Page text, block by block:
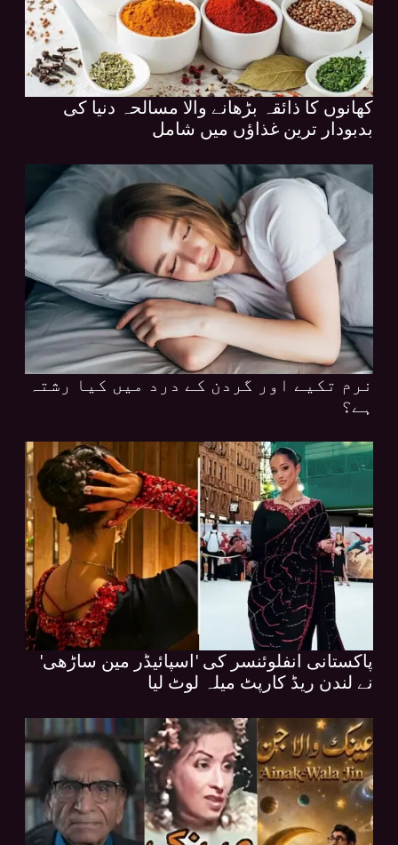
کھانوں کا ذائقہ بڑھانے والا مسالحہ دنیا کی
بدبودار ترین غذاؤں میں شامل
نرم تکیے اور گردن کے درد میں کیا رشتہ
ہے؟
پاکستانی انفلوئنسر کی 'اسپائیڈر مین ساڑھی'
نے لندن ریڈ کارپٹ میلہ لوٹ لیا